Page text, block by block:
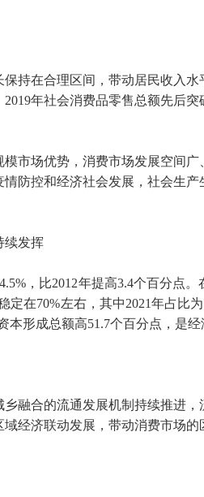
持在合理区间，带动居民收入
年社会消费品零售总额先后
市场优势，消费市场发展空间
防控和经济社会发展，社会生
续发挥
，比2012年提高3.4个百分点
在70%左右，其中2021年占比
形成总额高51.7个百分点，是经
融合的流通发展机制持续推进
经济联动发展，带动消费市场的